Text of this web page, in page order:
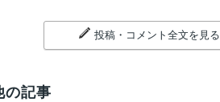
投稿・コメント全文を見る
の記事